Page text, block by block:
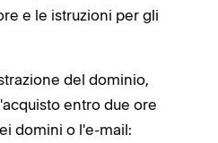
e le istruzioni per gli
del dominio,
entro due ore
domini o l'e-mail: